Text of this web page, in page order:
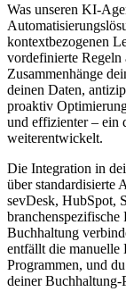
Was unseren KI-
kontextbezogenen
vordefinierte Regeln
Zusammenhänge
deinen Daten,
proaktiv
und effizienter – ein
weiterentwickelt.
Die Integration in
über standardisierte
sevDesk, HubSpot,
branchenspezifische
Buchhaltung
entfällt die manuelle
Programmen, und
deinerBuchhaltung-